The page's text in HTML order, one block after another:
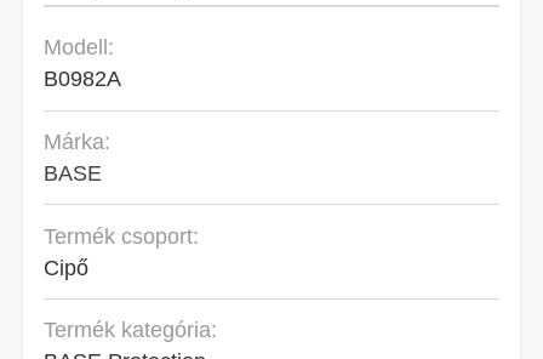
Modell:
B0982A
Márka:
BASE
Termék csoport:
Cipő
Termék kategória: